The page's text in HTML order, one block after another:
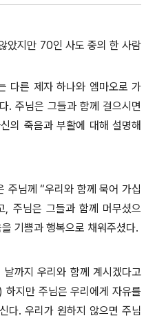
았지만 70인 사도 중의 한 사람
다른 제자 하나와 엠마오로 가
. 주님은 그들과 함께 걸으시면
의 죽음과 부활에 대해 설명해
주님께 “우리와 함께 묵어 가십
주님은 그들과 함께 머무셨으
기쁨과 행복으로 채워주셨다.
까지 우리와 함께 계시겠다고
지만 주님은 우리에게 자유를
다. 우리가 원하지 않으면 주님